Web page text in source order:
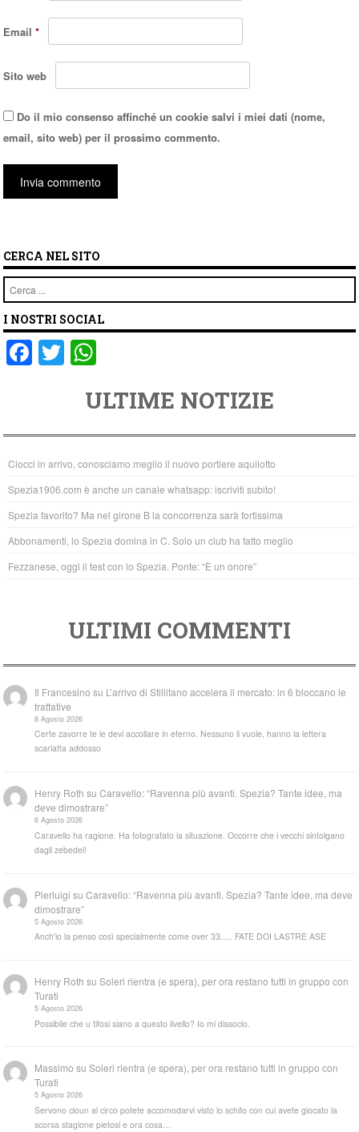
Email*
Sito web
Do il mio consenso affinché un cookie salvi i miei dati (nome,
email, sito web) per il prossimo commento.
CERCA NEL SITO
Cerca
I NOSTRI SOCIAL
F
e
b
o
o
k
T
er
at
s
A
p
p
ULTIME NOTIZIE
Ciocci in arrivo, conosciamo meglio il nuovo portiere aquilotto
Spezia1906.com è anche un canale whatsapp: iscriviti subito!
Spezia favorito? Ma nel girone B la concorrenza sarà fortissima
Abbonamenti, lo Spezia domina in C. Solo un club ha fatto meglio
Fezzanese, oggi il test con lo Spezia. Ponte: “È un onore”
ULTIMI COMMENTI
Il Francesino su L’arrivo di Stillitano accelera il mercato: in 6 bloccano le
trattative
8 Agosto 2026
Certe zavorre te le devi accollare in eterno. Nessuno li vuole, hanno la lettera
scarlatta addosso
Henry Roth suCaravello: “Ravenna più avanti. Spezia? Tante idee, ma
deve dimostrare”
6 Agosto 2026
Caravello ha ragione. Ha fotografato la situazione. Occorre che i vecchi sintolgano
dagli zebedei!
Pierluigi suCaravello: “Ravenna più avanti. Spezia? Tante idee, ma deve
dimostrare”
5 Agosto 2026
Anch'io la penso così specialmente come over 33..... FATE DOI LASTRE ASE
Henry Roth suSoleri rientra (e spera), per ora restano tutti in gruppo con
Turati
5 Agosto 2026
Possibile che u tifosi siano a questo livello? Io mi dissocio.
Massimo suSoleri rientra (e spera), per ora restano tutti in gruppo con
Turati
5 Agosto 2026
Servono cloun al circo potete accomodarvi visto lo schifo con cui avete giocato la
scorsa stagione pietosi e ora cosa…